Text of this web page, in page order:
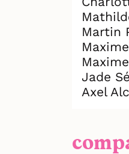
Martin
Jade
Axel